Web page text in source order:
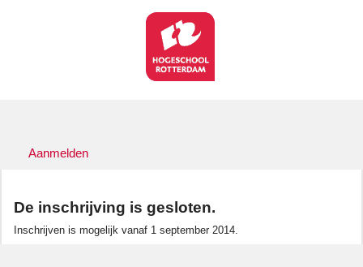
Aanmelden
De inschrijving is gesloten.
Inschrijven is mogelijk vanaf 1 september 2014.